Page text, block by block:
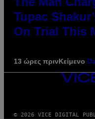
Tupac
On Trial This
13 ώρες πρινΚείμενο
VICE
© 2026 VICE DIGITAL